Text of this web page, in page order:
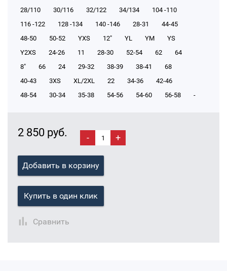
28/110
30/116 32/122 34/134
104 -110
116 -122
128 -134 140 -146 28-31
44-45
48-50
50-52 YXS 12" YL YM
YS
Y2XS
24-26 11 28-30 52-54 62
64
8"
66 24 29-32 38-39 38-41
68
40-43
3XS XL/2XL 22 34-36
42-46
48-54
30-34 35-38 54-56 54-60 56-58 -
2 850 руб. - +
Добавить в корзину
Купить в один клик
Сравнить